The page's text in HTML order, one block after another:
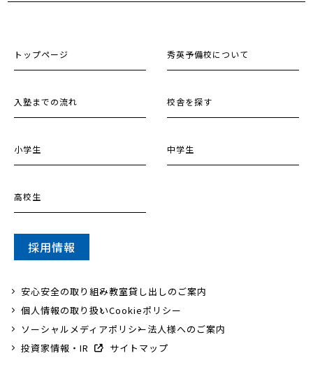
トップページ 秀英予備校について
入塾までの流れ 校舎を探す
小学生 中学生
高校生
採用情報
安心安全の取り組み教室貸し出しのご案内
個人情報の取り扱いCookieポリシー
ソーシャルメディアポリシー法人様へのご案内
投資家情報・IR
サイトマップ